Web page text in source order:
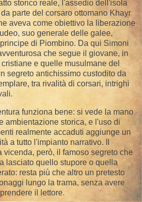
storico reale, l'assedio dell'isola
parte del corsaro ottomano Khayr
aveva come obiettivo la liberazione
suo generale delle galee,
di Piombino. Da qui Simoni
che segue il giovane, in
e quelle musulmane del
segreto antichissimo custodito da
tra rivalità di corsari, intrighi
funziona bene: si vede la mano
ambientazione storica, e l'uso di
realmente accaduti aggiunge un
a tutto l'impianto narrativo. Il
vicenda, però, il famoso segreto che
lasciato quello stupore o quella
resta più che altro un pretesto
lungo la trama, senza avere
il lettore.